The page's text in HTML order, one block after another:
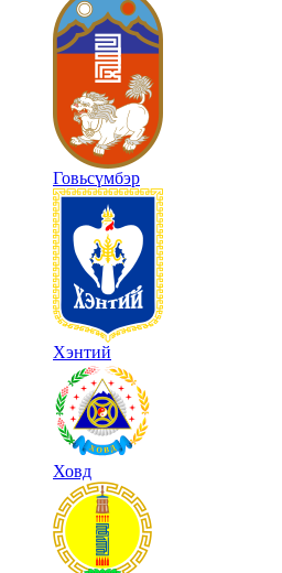
Говьсүмбэр
Хэнтий
Ховд